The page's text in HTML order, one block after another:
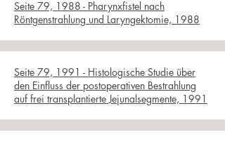
Seite 79, 1988 - Pharynxfistel nach
Röntgenstrahlung und Laryngektomie, 1988
Seite 79, 1991 - Histologische Studie über
den Einfluss der postoperativen Bestrahlung
auf frei transplantierte Jejunalsegmente, 1991